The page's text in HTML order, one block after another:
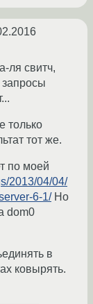
ля свитч,
запросы
только
тот же.
по моей
2013/04/04/
6-1/Но
dom0
в
ковырять.